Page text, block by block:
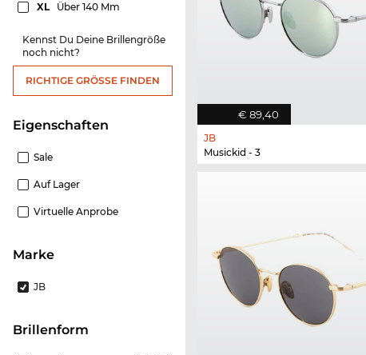
XL Über 140 Mm
Kennst Du Deine Brillengröße
noch nicht?
RICHTIGE GRÖSSE FINDEN
Eigenschaften
Sale
Auf Lager
Virtuelle Anprobe
Marke
JB
Brillenform
€ 89,40
JB
Musickid - 3